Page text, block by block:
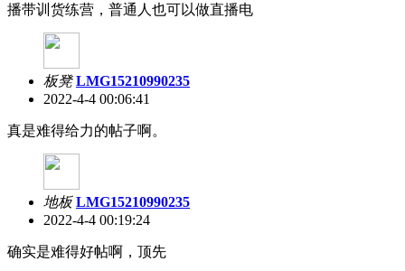
播带训货‬练营，普通人也可以做直播电
板凳 LMG15210990235
2022-4-4 00:06:41
真是难得给力的帖子啊。
地板 LMG15210990235
2022-4-4 00:19:24
确实是难得好帖啊，顶先